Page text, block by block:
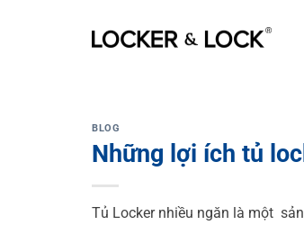
BLOG
Những lợi ích tủ
Tủ Locker nhiều ngăn là một